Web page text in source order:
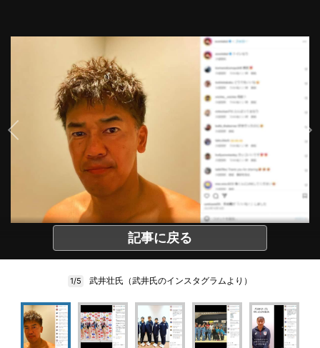
記事に戻る
1/5 武井壮氏（武井氏のインスタグラムより）